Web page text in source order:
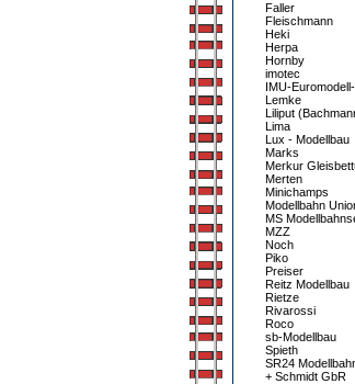
Faller
Fleischmann
Heki
Herpa
Hornby
imotec
IMU-
Lemke
Liliput
Lima
Lux - Modellbau
Marks
Merkur
Merten
Minichamps
Modellbahn
MS
MZZ
Noch
Piko
Preiser
Reitz Modellbau
Rietze
Rivarossi
Roco
sb-Modellbau
Spieth
SR24
+ Schmidt GbR